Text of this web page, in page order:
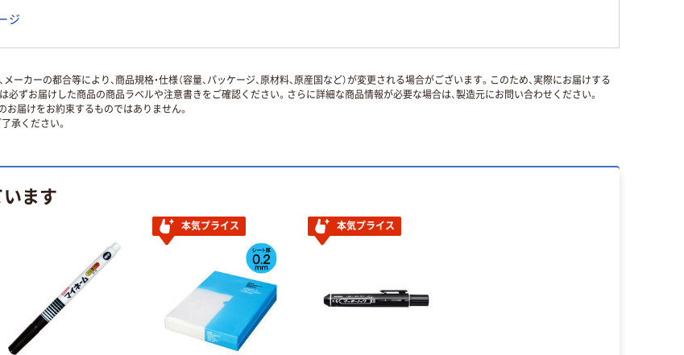
ジ
カーの都合等により、商品規格・仕様（容量、パッケージ、原材料、原産国など）が変更される場合がございます。このため、実際にお届けする
ずお届けした商品の商品ラベルや注意書きをご確認ください。さらに詳細な商品情報が必要な場合は、製造元にお問い合わせください。
お届けをお約束するものではありません。
承ください。
ます
本気プライス 本気プライス